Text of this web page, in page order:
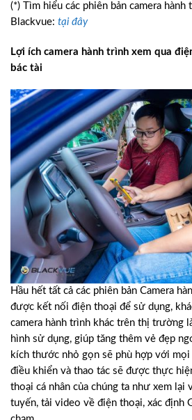
(*) Tìm hiểu các phiên bản camera hành
Blackvue: tại đây
Lợi ích camera hành trình xem qua
bác tài
Hầu hết tất cả các phiên bản Camera
được kết nối điện thoại để sử dụng,
camera hành trình khác trên thị trường
hình sử dụng, giúp tăng thêm vẻ đẹp
kích thước nhỏ gọn sẽ phù hợp với
điều khiển và thao tác sẽ được thực
thoại cá nhân của chúng ta như xem lại
tuyến, tải video về điện thoại, xác định